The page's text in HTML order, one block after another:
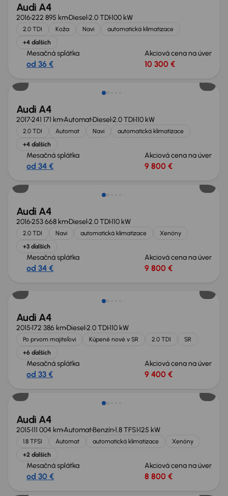
Audi A4
2016222 895 kmDiesel2.0 TDI100 kW
2.0 TDI Koža Navi
automatická klimatizace
+4 ďalších
Mesačná splátka
od 36 €
Akciová cena na úver
10 300 €
Audi A4
2017241 171 kmAutomatDiesel2.0 TDI110 kW
2.0 TDI Automat Navi
automatická klimatizace
+4 ďalších
Mesačná splátka
od 34 €
Akciová cena na úver
9 800 €
Audi A4
2016253 668 kmDiesel2.0 TDI110 kW
2.0 TDI Navi automatická klimatizace
Xenóny
+3 ďalších
Mesačná splátka
od 34 €
Akciová cena na úver
9 800 €
Audi A4
2015172 386 kmDiesel2.0 TDI110 kW
Po prvom majiteľovi Kúpené nové v SR 2.0 TDI
SR
+6 ďalších
Mesačná splátka
od 33 €
Akciová cena na úver
9 400 €
Audi A4
2015111 004 kmAutomatBenzín1.8 TFSI125 kW
1.8 TFSI Automat automatická klimatizace
Xenóny
+2 ďalších
Mesačná splátka
od 30 €
Akciová cena na úver
8 800 €